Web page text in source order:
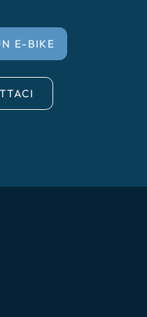
E-BIKE